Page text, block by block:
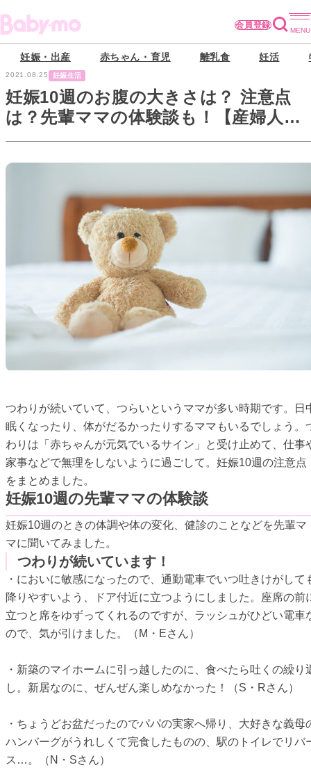
会員登録
妊娠・出産 赤ちゃん・育児 離乳食 妊活
2021.08.25 妊娠生活
妊娠10週のお腹の大きさは？ 注意点
は？先輩ママの体験談も！【産婦人科
医監修】
つわりが続いていて、つらいというママが多い時期です。日
眠くなったり、体がだるかったりするママもいるでしょう。
わりは「赤ちゃんが元気でいるサイン」と受け止めて、仕事
家事などで無理をしないように過ごして。妊娠10週の注意点
をまとめました。
妊娠10週の先輩ママの体験談
妊娠10週のときの体調や体の変化、健診のことなどを先輩マ
マに聞いてみました。
つわりが続いています！
・においに敏感になったので、通勤電車でいつ吐きけがして
降りやすいよう、ドア付近に立つようにしました。座席の前
立つと席をゆずってくれるのですが、ラッシュがひどい電車
ので、気が引けました。（M・Eさん）
・新築のマイホームに引っ越したのに、食べたら吐くの繰り
し。新居なのに、ぜんぜん楽しめなかった！（S・Rさん）
・ちょうどお盆だったのでパパの実家へ帰り、大好きな義母
ハンバーグがうれしくて完食したものの、駅のトイレでリバ
ス…。（N・Sさん）